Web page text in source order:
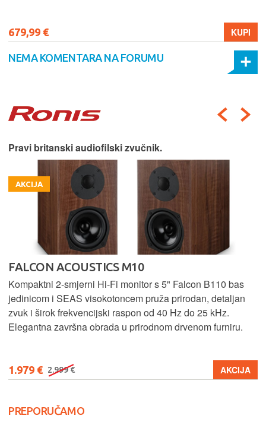
679,99 € KUPI
NEMA KOMENTARA NA FORUMU
Pravi britanski audiofilski zvučnik.
AKCIJA
FALCON ACOUSTICS M10
Kompaktni 2-smjerni Hi-Fi monitor s 5" Falcon B110 bas
jedinicom i SEAS visokotoncem pruža prirodan, detaljan
zvuk i širok frekvencijski raspon od 40 Hz do 25 kHz.
Elegantna završna obrada u prirodnom drvenom furniru.
1.979 € 2.999 € AKCIJA
PREPORUČAMO